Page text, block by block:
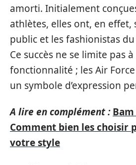
amorti. Initialement
athlètes, elles ont, en effet,
public et les fashionistas
Ce succès ne se limite pas
fonctionnalité ; les Air
un symbole d’expression
A lire en complément :
Comment bien les choisir
votre style